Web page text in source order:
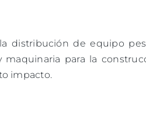
distribución de equipo
para la
impacto.